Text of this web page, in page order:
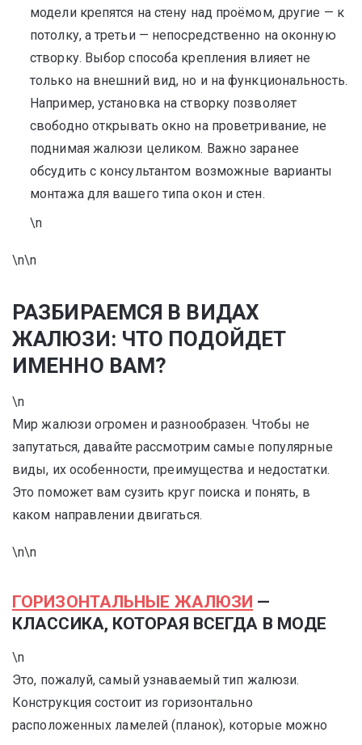
модели крепятся на стену над проёмом, другие — к
потолку, а третьи — непосредственно на оконную
створку. Выбор способа крепления влияет не
только на внешний вид, но и на функциональность.
Например, установка на створку позволяет
свободно открывать окно на проветривание, не
поднимая жалюзи целиком. Важно заранее
обсудить с консультантом возможные варианты
монтажа для вашего типа окон и стен.
\n
\n\n
РАЗБИРАЕМСЯ В ВИДАХ
ЖАЛЮЗИ: ЧТО ПОДОЙДЕТ
ИМЕННО ВАМ?
\n
Мир жалюзи огромен и разнообразен. Чтобы не
запутаться, давайте рассмотрим самые популярные
виды, их особенности, преимущества и недостатки.
Это поможет вам сузить круг поиска и понять, в
каком направлении двигаться.
\n\n
ГОРИЗОНТАЛЬНЫЕ ЖАЛЮЗИ —
КЛАССИКА, КОТОРАЯ ВСЕГДА В МОДЕ
\n
Это, пожалуй, самый узнаваемый тип жалюзи.
Конструкция состоит из горизонтально
расположенных ламелей (планок), которые можно